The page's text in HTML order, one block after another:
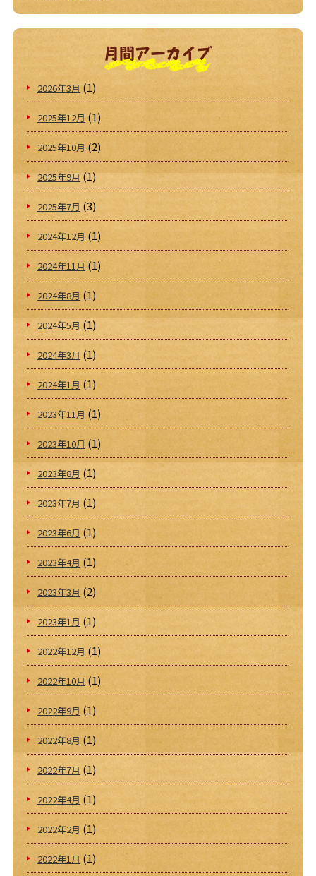
月間アーカイブ
2026年3月(1)
2025年12月(1)
2025年10月 (2)
2025年9月(1)
2025年7月 (3)
2024年12月 (1)
2024年11月(1)
2024年8月 (1)
2024年5月(1)
2024年3月 (1)
2024年1月(1)
2023年11月(1)
2023年10月(1)
2023年8月(1)
2023年7月 (1)
2023年6月(1)
2023年4月(1)
2023年3月 (2)
2023年1月(1)
2022年12月(1)
2022年10月 (1)
2022年9月(1)
2022年8月 (1)
2022年7月 (1)
2022年4月 (1)
2022年2月(1)
2022年1月 (1)